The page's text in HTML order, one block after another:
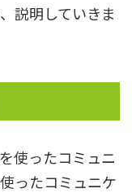
説明していきま
使ったコミュニ
ったコミュニケ